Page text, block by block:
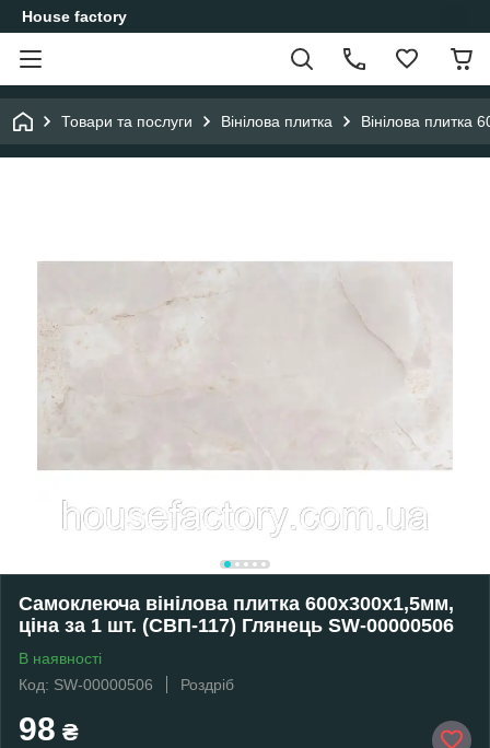
House factory
Товари та послуги Вінілова плитка Вінілова плитка
Самоклеюча вінілова плитка 600х300х1,5мм,
ціна за 1 шт. (СВП-117) Глянець SW-00000506
В наявності
Код: SW-00000506
Роздріб
98 ₴